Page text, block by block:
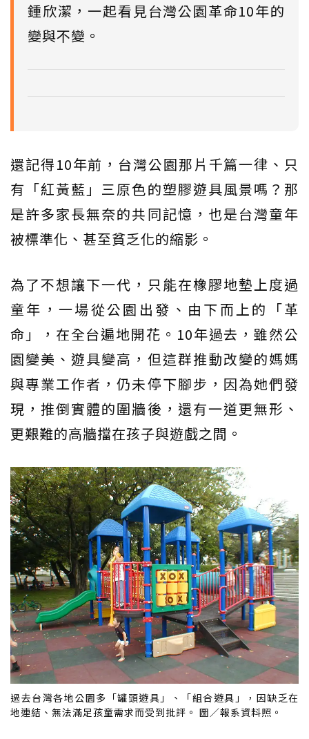
鍾欣潔，一起看見台灣公園革命10年的
變與不變。
還記得10年前，台灣公園那片千篇一律、只
有「紅黃藍」三原色的塑膠遊具風景嗎？那
是許多家長無奈的共同記憶，也是台灣童年
被標準化、甚至貧乏化的縮影。
為了不想讓下一代，只能在橡膠地墊上度過
童年，一場從公園出發、由下而上的「革
命」，在全台遍地開花。10年過去，雖然公
園變美、遊具變高，但這群推動改變的媽媽
與專業工作者，仍未停下腳步，因為她們發
現，推倒實體的圍牆後，還有一道更無形、
更艱難的高牆擋在孩子與遊戲之間。
過去台灣各地公園多「罐頭遊具」、「組合遊具」，因缺乏在
地連結、無法滿足孩童需求而受到批評。 圖／報系資料照。